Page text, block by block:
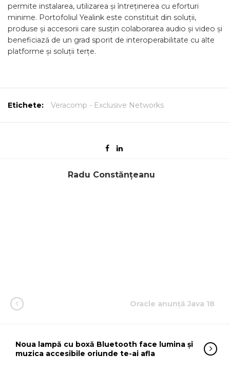
permite instalarea, utilizarea și întreținerea cu eforturi
minime. Portofoliul Yealink este constituit din soluții,
produse și accesorii care susțin colaborarea audio și video și
beneficiază de un grad sporit de interoperabilitate cu alte
platforme și soluții terțe.
Etichete: Veracomp - Exclusive Networks
Radu Constănțeanu
Oracle anunță Java 18
Noua lampă cu boxă Bluetooth face lumina și
muzica accesibile oriunde te-ai afla